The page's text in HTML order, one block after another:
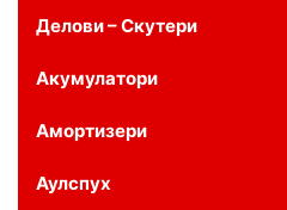
Делови – Скутери
Акумулатори
Амортизери
Аулспух